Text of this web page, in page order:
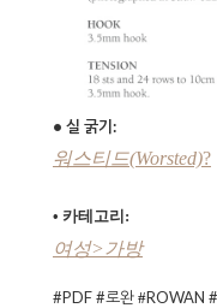
• 실 굵기:
워스티드(Worsted)?
• 카테고리:
여성>가방
#PDF #로완 #ROWAN